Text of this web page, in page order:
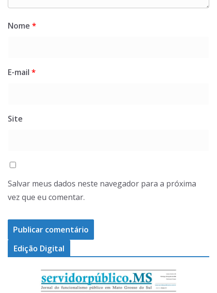
Nome *
E-mail *
Site
Salvar meus dados neste navegador para a próxima
vez que eu comentar.
Edição Digital